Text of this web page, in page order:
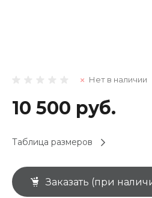
Нет в наличии
10 500 руб.
Таблица размеров
Заказать (при